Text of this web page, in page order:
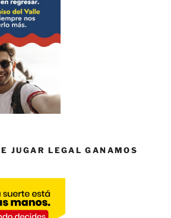
JUGAR LEGAL GANAMOS